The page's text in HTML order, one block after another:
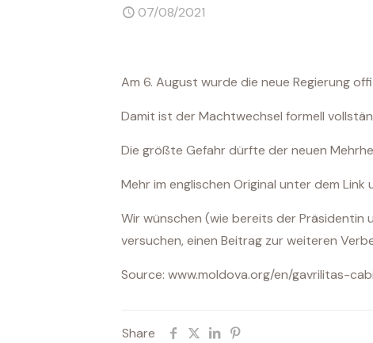
07/08/2021
Am 6. August wurde die neue Regierung
Damit ist der Machtwechsel formell
Die größte Gefahr dürfte der neuen
Mehr im englischen Original unter dem Link
Wir wünschen (wie bereits der Präsidentin
versuchen, einen Beitrag zur weiteren
Source: www.moldova.org/en/gavrilitas-
Share